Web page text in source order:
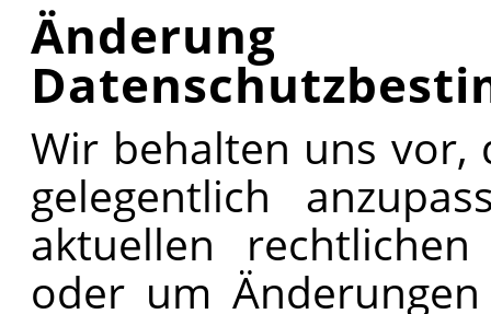
Wir behalten uns vor,
gelegentlich
aktuellen
oder um